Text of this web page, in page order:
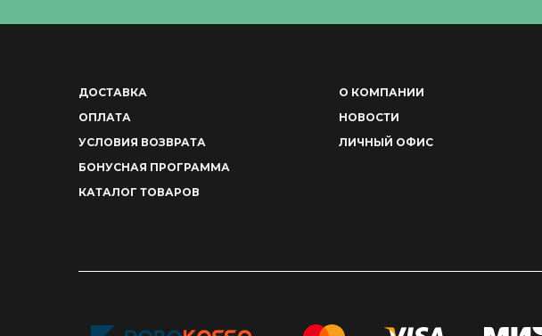
ДОСТАВКА
ОПЛАТА
УСЛОВИЯ ВОЗВРАТА
БОНУСНАЯ ПРОГРАММА
КАТАЛОГ ТОВАРОВ
О КОМПАНИИ
НОВОСТИ
ЛИЧНЫЙ ОФИС